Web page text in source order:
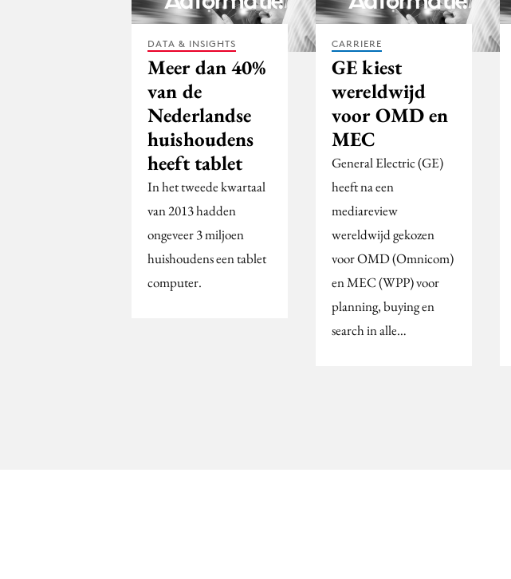
DATA & INSIGHTS
Meer dan 40%
van de
Nederlandse
huishoudens
heeft tablet
In het tweede kwartaal
van 2013 hadden
ongeveer 3 miljoen
huishoudens een tablet
computer.
CARRIERE
GE kiest
wereldwijd
voor OMD en
MEC
General Electric (GE)
heeft na een
mediareview
wereldwijd gekozen
voor OMD (Omnicom)
en MEC (WPP) voor
planning, buying en
search in alle…